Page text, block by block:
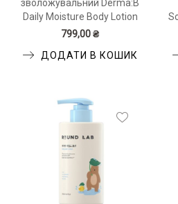
зволожувальний Derma:B
Daily Moisture Body Lotion
400мл
799,00 ₴
ДОДАТИ В КОШИК